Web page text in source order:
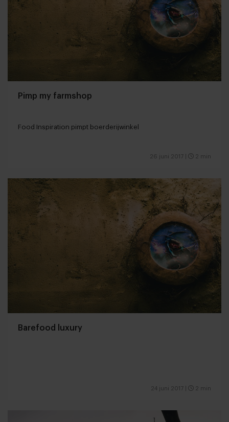
Pimp my farmshop
Food Inspiration pimpt boerderijwinkel
26 juni 2017 2 min
Barefood luxury
24 juni 2017 2 min